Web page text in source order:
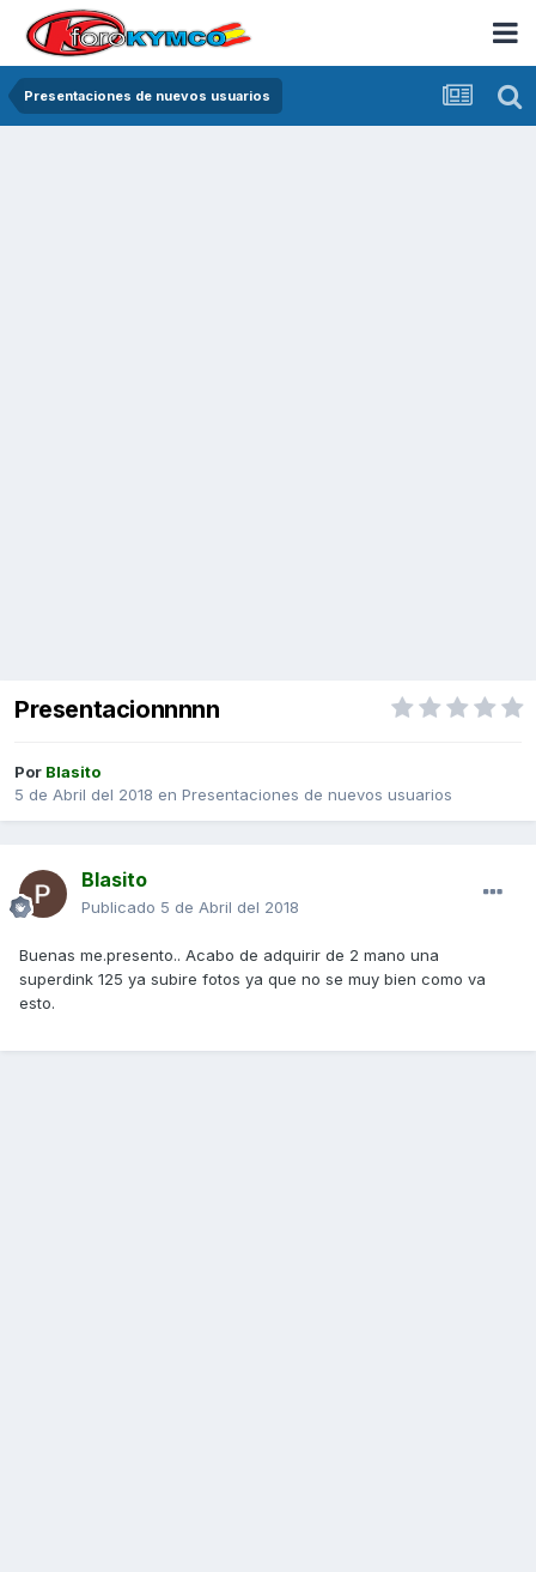
Presentaciones de nuevos usuarios
Presentacionnnnn
Por Blasito
5 de Abril del 2018 en Presentaciones de nuevos usuarios
Blasito
Publicado 5 de Abril del 2018
Buenas me.presento.. Acabo de adquirir de 2 mano una
superdink 125 ya subire fotos ya que no se muy bien como va
esto.